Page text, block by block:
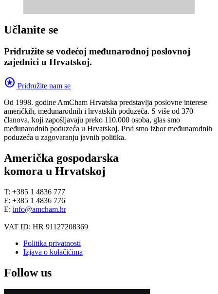
Učlanite se
Pridružite se vodećoj međunarodnoj poslovnoj
zajednici u Hrvatskoj.
stars Pridružite nam se
Od 1998. godine AmCham Hrvatska predstavlja poslovne interese
američkih, međunarodnih i hrvatskih poduzeća. S više od 370
članova, koji zapošljavaju preko 110.000 osoba, glas smo
međunarodnih poduzeća u Hrvatskoj. Prvi smo izbor međunarodnih
poduzeća u zagovaranju javnih politika.
Američka gospodarska
komora u Hrvatskoj
T: +385 1 4836 777
F: +385 1 4836 776
E: info@amcham.hr
VAT ID: HR 91127208369
Politika privatnosti
Izjava o kolačićima
Follow us